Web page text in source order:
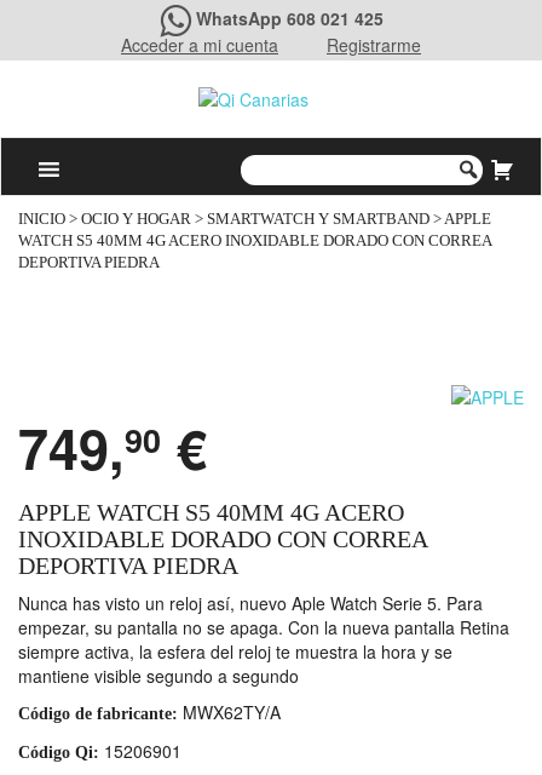
WhatsApp 608 021 425
Acceder a mi cuenta
Registrarme
INICIO > OCIO Y HOGAR > SMARTWATCH Y SMARTBAND > APPLE
WATCH S5 40MM 4G ACERO INOXIDABLE DORADO CON CORREA
DEPORTIVA PIEDRA
749,90 €
APPLE WATCH S5 40MM 4G ACERO
INOXIDABLE DORADO CON CORREA
DEPORTIVA PIEDRA
Nunca has visto un reloj así, nuevo Aple Watch Serie 5. Para
empezar, su pantalla no se apaga. Con la nueva pantalla Retina
siempre activa, la esfera del reloj te muestra la hora y se
mantiene visible segundo a segundo
Código de fabricante: MWX62TY/A
Código Qi: 15206901